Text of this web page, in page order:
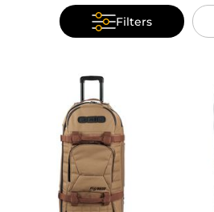
MOTORAIRBAG
MOTORACCESSOIRES
BAGAGE
SPORTKLEDING
Filters